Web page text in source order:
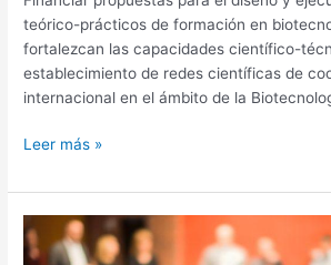
teórico-prácticos de formación en
fortalezcan las capacidades científico-
establecimiento de redes científicas de
internacional en el ámbito de la
Leer más »
Organización
de